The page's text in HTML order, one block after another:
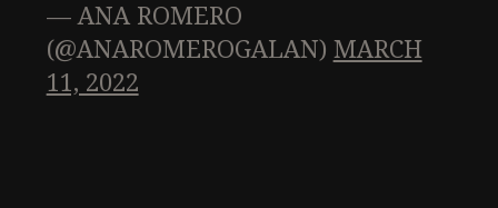
— ANA ROMERO
(@ANAROMEROGALAN) MARCH
11, 2022